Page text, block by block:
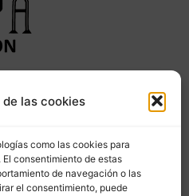
las cookies
como las cookies para
consentimiento de estas
de navegación o las
el consentimiento, puede